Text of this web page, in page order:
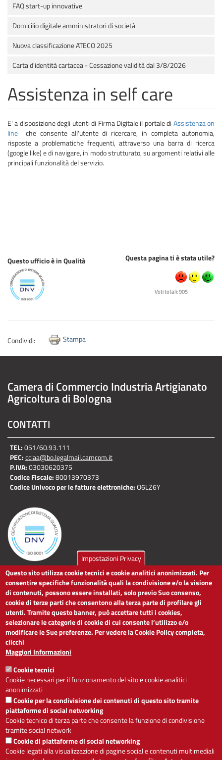
FAQ start-up innovative
Domicilio digitale amministratori di società
Nuova classificazione ATECO 2025
Carta d'identità cartacea - Cessazione validità dal 3/8/2026
Assistenza in self care
E' a disposizione degli utenti di Firma Digitale il portale di Assistenza on
line che consente all'utente di ricercare, in completa autonomia,
risposte a problematiche frequenti, attraverso una barra di ricerca
(google like) e di navigare, in modo strutturato, su argomenti relativi alle
principali funzionalità del servizio.
Questa pagina ti è stata utile?
Voti totali: 905
Questo ufficio è in Qualità
Condividi: Stampa
Camera di Commercio Industria Artigianato
Agricoltura di Bologna
CONTATTI
TEL:051/60.93.111
PEC:cciaa@bo.legalmail.camcom.it
P.IVA:03030620375
Codice Fiscale:80013970373
Codice Univoco per le fatture elettroniche:O6LZ6Y
LINK UTILI
Dichiarazione di accessibilità
Obiettivi di accessibilità
Segnalaci problemi di accessibilità
Note legali
Privacy
Accesso riservato
ACCESSIBILITÀ
- A +
Alto contrasto
Impostazioni Privacy
Questo sito utilizza cookie tecnici e cookie analitici anonimizzati. Per
consentire specifiche funzionalità quali la condivisione e/o la visione
di contenuti, possono essere installati, solo previo Suo consenso,
cookie di terze parti che consentono alla terza parte di profilare gli
utenti. Tramite questo banner, può accettare tutti i cookies,
selezionare le categorie di cookie di cui consente l’utilizzo e/o
modificare le Sue preferenze. Per vedere la Cookie Policy completa,
clicchi
Maggiori Informazioni
Cookie tecnici
Cookie necessari per il funzionamento del sito e cookie analitici
anonimizzati
Cookie per la condivisione dei contenuti di questo sito tramite
piattaforme di social networking
Cookie tecnico di terza parte che consente la funzione di condivisione
tramite social network
Cookie di piattaforme di social networking
Cookie legati alla visualizzazione di pagine social e contenuti multimediali